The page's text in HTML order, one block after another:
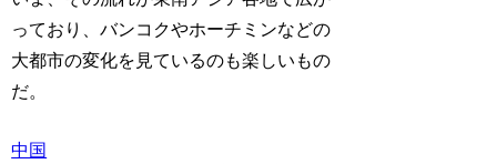
っており、バンコクやホーチミンなどの
大都市の変化を見ているのも楽しいもの
だ。
中国